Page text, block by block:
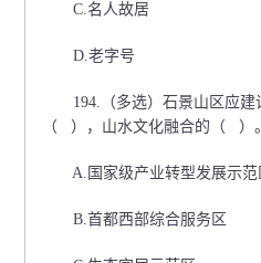
C.名人故居
D.老字号
194.（多选）石景山区应建
（ ），山水文化融合的（ ）。
A.国家级产业转型发展示范
B.首都西部综合服务区